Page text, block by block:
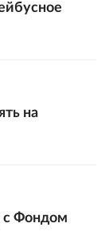
на
с Фондом